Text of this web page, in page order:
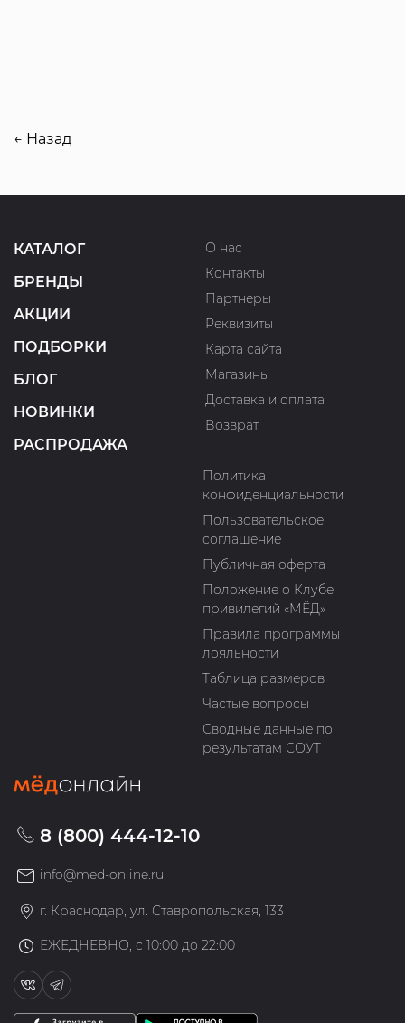
← Назад
КАТАЛОГ
БРЕНДЫ
АКЦИИ
ПОДБОРКИ
БЛОГ
НОВИНКИ
РАСПРОДАЖА
О нас
Контакты
Партнеры
Реквизиты
Карта сайта
Магазины
Доставка и оплата
Возврат
Политика
конфиденциальности
Пользовательское
соглашение
Публичная оферта
Положение о Клубе
привилегий «МЁД»
Правила программы
лояльности
Таблица размеров
Частые вопросы
Сводные данные по
результатам СОУТ
8 (800) 444-12-10
info@med-online.ru
г. Краснодар, ул. Ставропольская, 133
ЕЖЕДНЕВНО, с 10:00 до 22:00